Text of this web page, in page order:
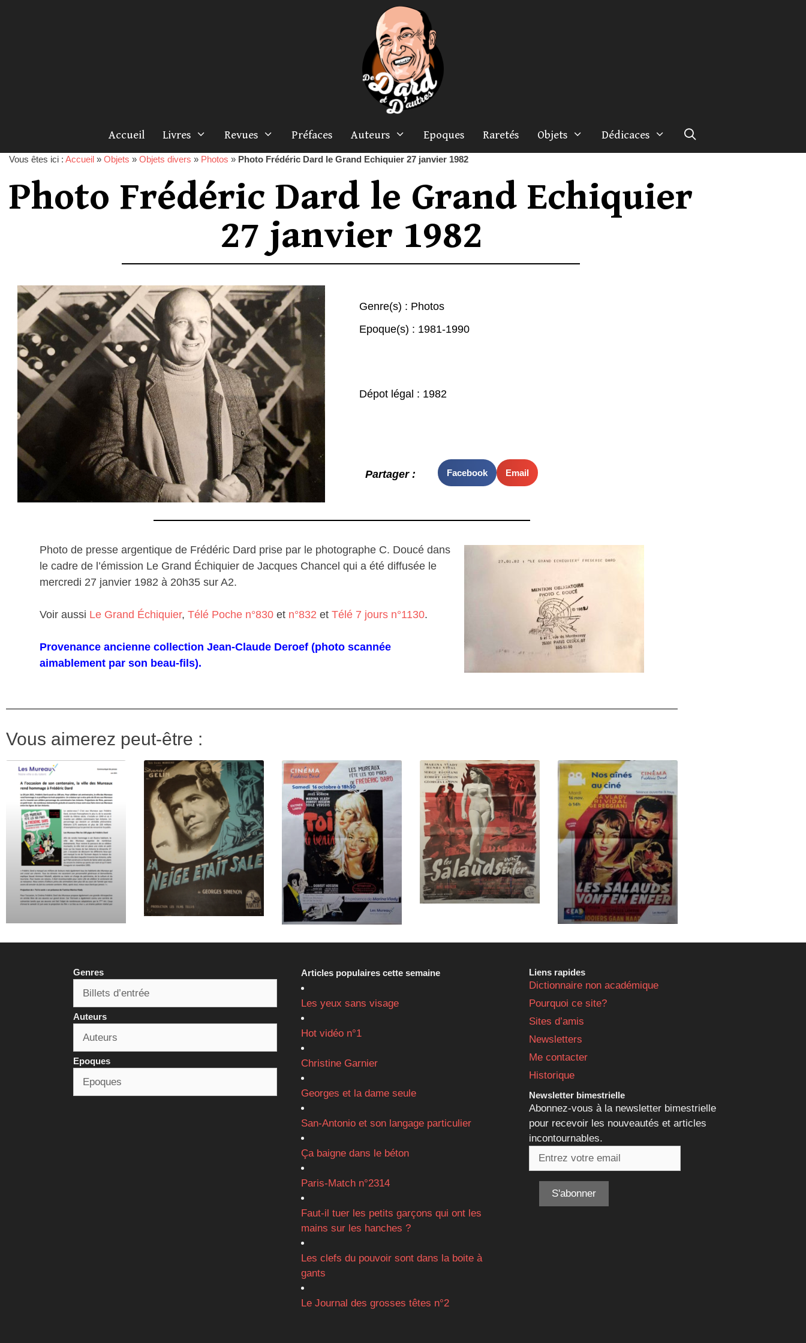
Accueil Livres Revues Préfaces Auteurs Epoques Raretés Objets Dédicaces
Vous êtes ici : Accueil » Objets » Objets divers » Photos » Photo Frédéric Dard le Grand Echiquier 27 janvier 1982
Photo Frédéric Dard le Grand Echiquier
27 janvier 1982
Genre(s) : Photos
Epoque(s) : 1981-1990
Dépot légal : 1982
Partager : Facebook Email
Photo de presse argentique de Frédéric Dard prise par le photographe C. Doucé dans
le cadre de l’émission Le Grand Échiquier de Jacques Chancel qui a été diffusée le
mercredi 27 janvier 1982 à 20h35 sur A2.
Voir aussi Le Grand Échiquier, Télé Poche n°830 et n°832 et Télé 7 jours n°1130.
Provenance ancienne collection Jean-Claude Deroef (photo scannée
aimablement par son beau-fils).
Vous aimerez peut-être :
Genres
Auteurs
Epoques
Articles populaires cette semaine
Les yeux sans visage
Hot vidéo n°1
Christine Garnier
Georges et la dame seule
San-Antonio et son langage particulier
Ça baigne dans le béton
Paris-Match n°2314
Faut-il tuer les petits garçons qui ont les
mains sur les hanches ?
Les clefs du pouvoir sont dans la boite à
gants
Le Journal des grosses têtes n°2
Liens rapides
Dictionnaire non académique
Pourquoi ce site?
Sites d’amis
Newsletters
Me contacter
Historique
Newsletter bimestrielle
Abonnez-vous à la newsletter bimestrielle
pour recevoir les nouveautés et articles
incontournables.